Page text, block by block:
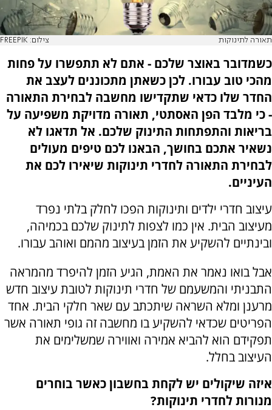
תאורה לתינוקות צילום: FREEPIK
כשמדובר באוצר שלכם - אתם לא תתפשרו על פחות
מהכי טוב עבורו. לכן כשאתן מתכוננים לעצב את
החדר שלו כדאי שתקדישו מחשבה לבחירת התאורה
- כי מלבד הפן האסתטי, תאורה מדויקת משפיעה על
בריאות והתפתחות התינוק שלכם. אל תדאגו לא
נשאיר אתכם בחושך, הבאנו לכם טיפים מעולים
לבחירת התאורה לחדרי תינוקות שיאירו לכם את
העיניים.
עיצוב חדרי ילדים ותינוקות הפכו לחלק בלתי נפרד
מעיצוב הבית. אין כמו לצפות לתינוק שלכם בכמיהה,
ובינתיים להשקיע את הזמן בעיצוב מהמם ואוהב עבורו.
אבל בואו נאמר את האמת, הגיע הזמן להיפרד מהמראה
התבניתי והמשעמם של חדרי תינוקות לטובת עיצוב חדש
מרענן ומלא השראה שיתכתב עם שאר חלקי הבית. אחד
הפריטים שכדאי להשקיע בו מחשבה זה גופי תאורה אשר
תפקידם הוא להביא אמירה ואווירה שמשלימים את
העיצוב בחלל.
איזה שיקולים יש לקחת בחשבון כאשר בוחרים
מנורות לחדרי תינוקות?